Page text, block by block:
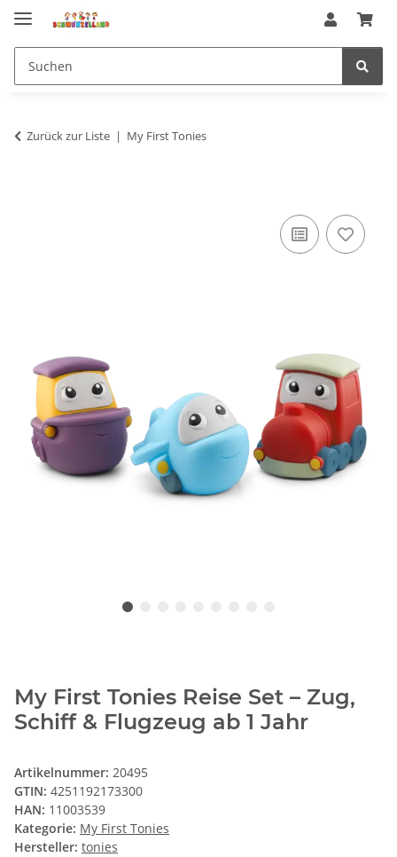
Zurück zur Liste My First Tonies
My First Tonies Reise Set – Zug,
Schiff & Flugzeug ab 1 Jahr
Artikelnummer: 20495
GTIN: 4251192173300
HAN: 11003539
Kategorie: My First Tonies
Hersteller: tonies